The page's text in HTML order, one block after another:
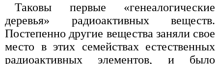
Таковы первые «генеалогические
деревья» радиоактивных веществ.
Постепенно другие вещества заняли свое
место в этих семействах естественных
радиоактивных элементов, и было